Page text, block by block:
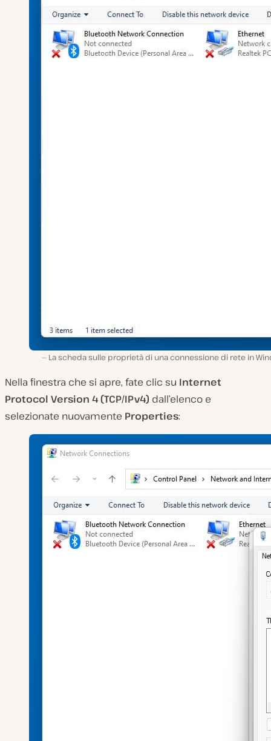
La scheda sulle proprietà di una connessione di rete in
Nella finestra che si apre, fate clic su Internet
Protocol Version 4 (TCP/IPv4) dall’elenco e
selezionate nuovamente Properties: